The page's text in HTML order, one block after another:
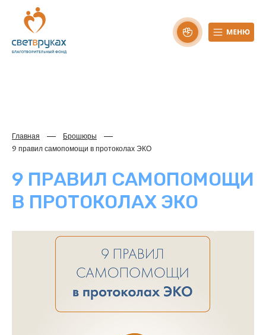
Главная
Брошюры
9 правил самопомощи в протоколах ЭКО
9 ПРАВИЛ САМОПОМОЩИ
В ПРОТОКОЛАХ ЭКО